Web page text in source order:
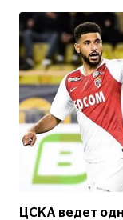
ЦСКА ведет